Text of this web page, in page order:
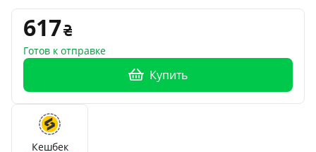
617
Готов к отправке
Купить
Кешбек